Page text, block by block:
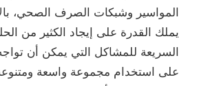
المواسير وشبكات الصرف الصحي،
يملك القدرة على إيجاد الكثير من
السريعة للمشاكل التي يمكن أن تواجه
على استخدام مجموعة واسعة